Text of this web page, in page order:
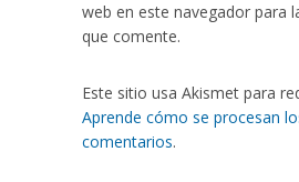
web en este navegador para
que comente.
Este sitio usa Akismet para
Aprende cómo se procesan
comentarios.